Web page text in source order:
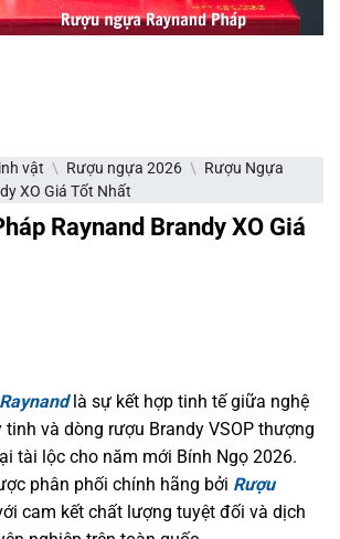
vật \ Rượu ngựa 2026 \ Rượu Ngựa
XO Giá Tốt Nhất
Raynand Brandy XO Giá
là sự kết hợp tinh tế giữa nghệ
và dòng rượu Brandy VSOP thượng
tài lộc cho năm mới Bính Ngọ 2026.
phân phối chính hãng bởi Rượu
cam kết chất lượng tuyệt đối và dịch